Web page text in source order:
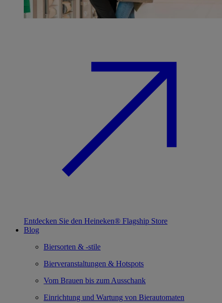
Entdecken Sie den Heineken® Flagship Store
Blog
Biersorten & -stile
Bierveranstaltungen & Hotspots
Vom Brauen bis zum Ausschank
Einrichtung und Wartung von Bierautomaten